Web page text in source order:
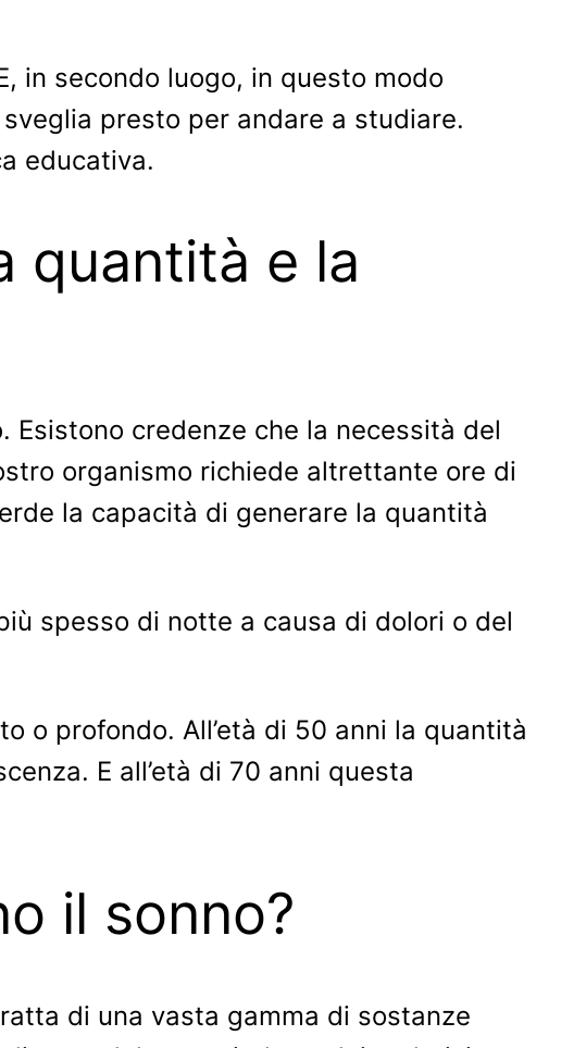
in secondo luogo, in questo modo
presto per andare a studiare.
educativa.
quantità e la
credenze che la necessità del
organismo richiede altrettante ore di
la capacità di generare la quantità
spesso di notte a causa di dolori o del
o profondo. All’età di 50 anni la quantità
E all’età di 70 anni questa
il sonno?
di una vasta gamma di sostanze